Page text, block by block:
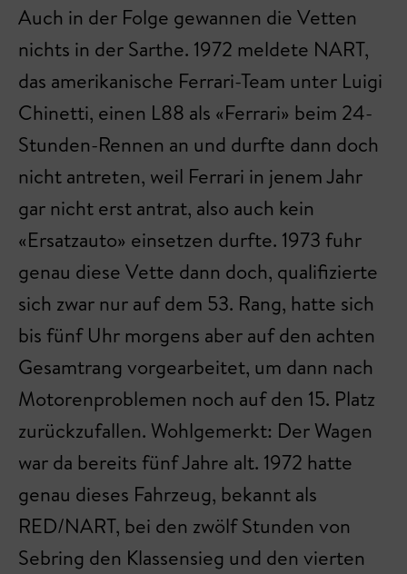
Auch in der Folge gewannen die Vetten
nichts in der Sarthe. 1972 meldete NART,
das amerikanische Ferrari-Team unter Luigi
Chinetti, einen L88 als «Ferrari» beim 24-
Stunden-Rennen an und durfte dann doch
nicht antreten, weil Ferrari in jenem Jahr
gar nicht erst antrat, also auch kein
«Ersatzauto» einsetzen durfte. 1973 fuhr
genau diese Vette dann doch, qualifizierte
sich zwar nur auf dem 53. Rang, hatte sich
bis fünf Uhr morgens aber auf den achten
Gesamtrang vorgearbeitet, um dann nach
Motorenproblemen noch auf den 15. Platz
zurückzufallen. Wohlgemerkt: Der Wagen
war da bereits fünf Jahre alt. 1972 hatte
genau dieses Fahrzeug, bekannt als
RED/NART, bei den zwölf Stunden von
Sebring den Klassensieg und den vierten